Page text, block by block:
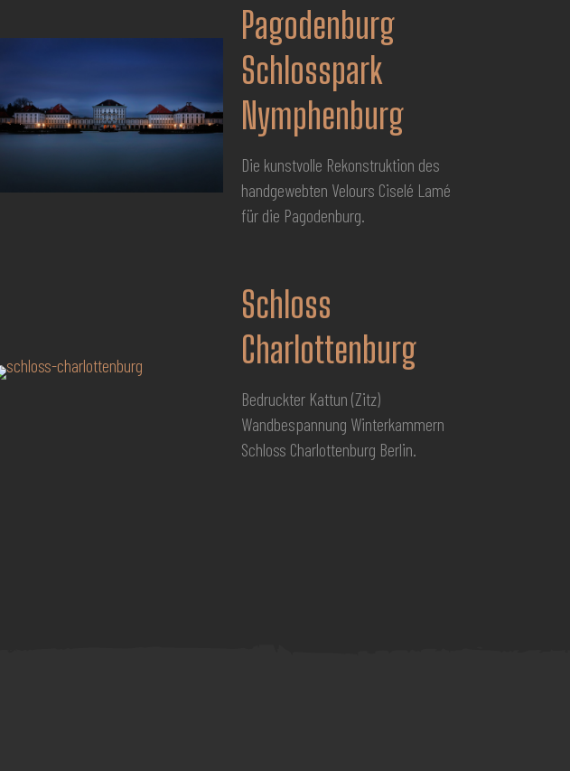
Pagodenburg
Schlosspark
Nymphenburg
Die kunstvolle Rekonstruktion des
handgewebten Velours Ciselé Lamé
für die Pagodenburg.
Schloss
Charlottenburg
Bedruckter Kattun (Zitz)
Wandbespannung Winterkammern
Schloss Charlottenburg Berlin.